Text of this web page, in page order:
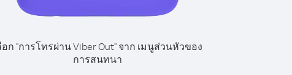
อก "การโทรผ่าน Viber Out" จาก เมนูส่วนหัวของ
การสนทนา